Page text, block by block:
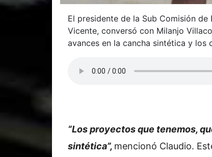
El presidente de la Sub Comisión
Vicente, conversó con Milanjo
avances en la cancha sintética y los
“Los proyectos que tenemos,
sintética”, mencionó Claudio.